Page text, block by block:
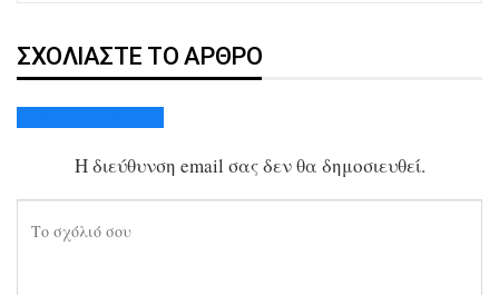
ΣΧΟΛΙΆΣΤΕ ΤΟ ΆΡΘΡΟ
Η διεύθυνση email σας δεν θα δημοσιευθεί.